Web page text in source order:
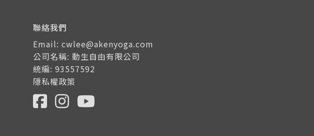
聯絡我們
Email: cwlee@akenyoga.com
公司名稱: 動生自由有限公司
統編: 93557592
隱私權政策